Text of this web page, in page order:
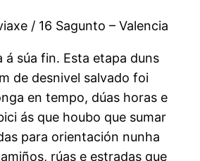
/ 16 Sagunto – Valencia
á súa fin. Esta etapa duns
de desnivel salvado foi
en tempo, dúas horas e
ás que houbo que sumar
para orientación nunha
rúas e estradas que